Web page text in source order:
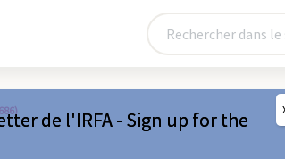
de l'IRFA - Sign up for the